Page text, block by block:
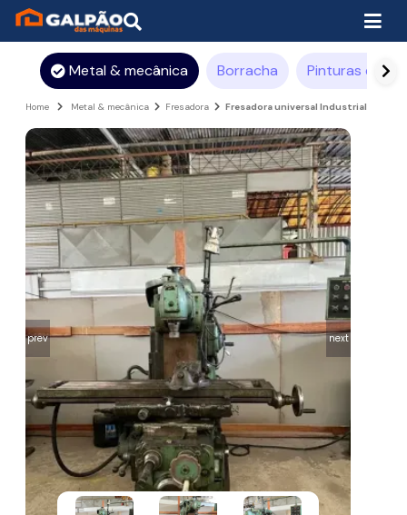
Metal & mecânica Borracha Pinturas e
Home Metal & mecânica Fresadora Fresadora universal Industrial
prev next